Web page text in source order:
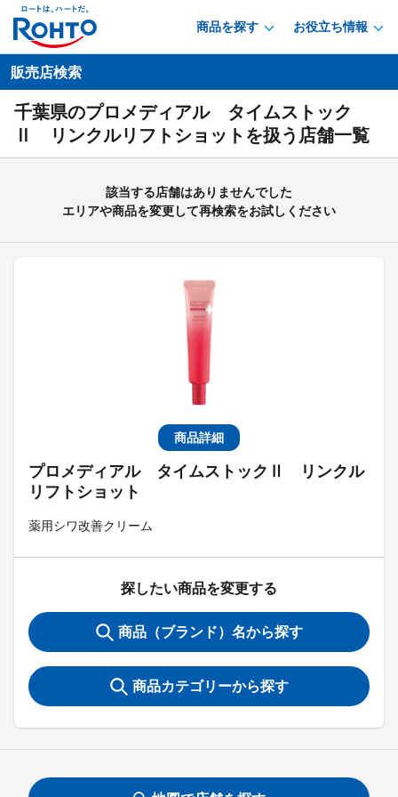
商品を探す お役立ち情報
販売店検索
千葉県のプロメディアル タイムストック
Ⅱ リンクルリフトショットを扱う店舗一覧
商品詳細
プロメディアル タイムストックⅡ リンクル
リフトショット
薬用シワ改善クリーム
探したい商品を変更する
商品（ブランド）名から探す
商品カテゴリーから探す
該当する店舗はありませんでした
エリアや商品を変更して再検索をお試しください